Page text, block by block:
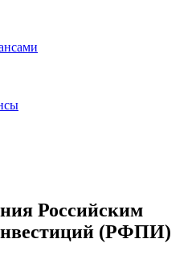
Российским
(РФПИ)